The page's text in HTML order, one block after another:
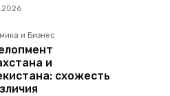
и Бизнес
и
схожесть